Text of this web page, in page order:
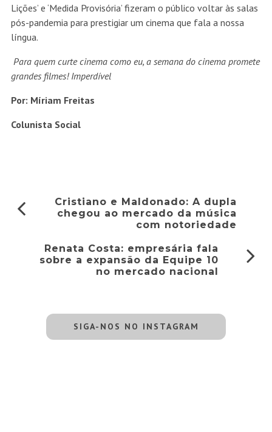
Lições’ e ‘Medida Provisória’ fizeram o público voltar às salas
pós-pandemia para prestigiar um cinema que fala a nossa
língua.
Para quem curte cinema como eu, a semana do cinema promete
grandes filmes! Imperdível
Por: Míriam Freitas
Colunista Social
Cristiano e Maldonado: A dupla
chegou ao mercado da música
com notoriedade
Renata Costa: empresária fala
sobre a expansão da Equipe 10
no mercado nacional
SIGA-NOS NO INSTAGRAM